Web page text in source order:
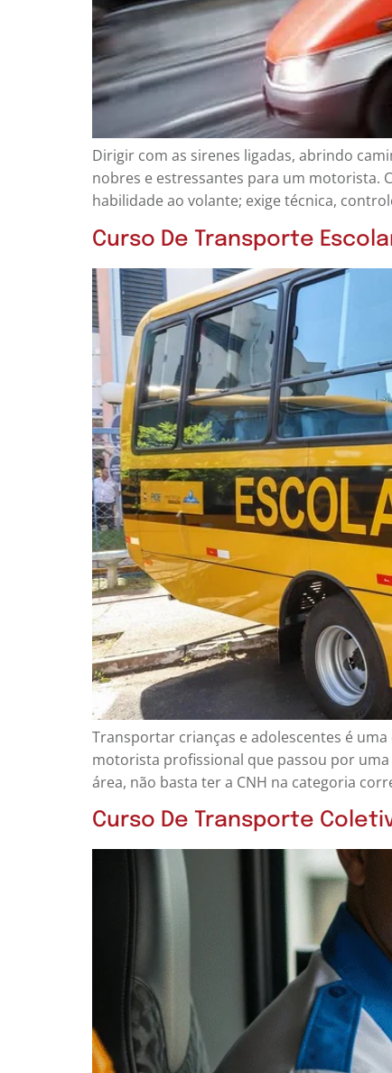
Dirigir com as sirenes ligadas, abrindo
nobres e estressantes para um motorista.
habilidade ao volante; exige técnica,
Curso De Transporte
Transportar crianças e adolescentes é
motorista profissional que passou por
área, não basta ter a CNH na categoria
Curso De Transporte